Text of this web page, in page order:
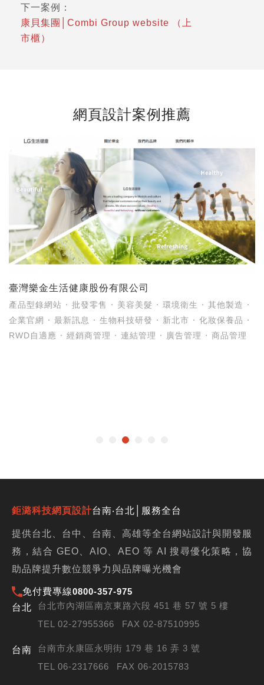
下一案例：
康貝集團│Combi Group website （上
市櫃）
網頁設計案例推薦
臺灣樂金生活健康股份有限公司
產品型錄網站 批發零售 美容美髮 環境衛生
其他製造
企業官網
最新訊息 生物科技研發 新北市
化妝保養品
RWD自適應
經銷商管理 連結管理 廣告管理 商品管理
鉅潞科技網頁設計台南‧台北│服務全台
提供台北、台中、台南、高雄等全台網站設計與開發服
務，結合 GEO、AIO、AEO 等 AI 搜尋優化策略，協
助品牌提升數位競爭力與品牌曝光機會
免付費專線0800-357-975
台北
台北市內湖區南京東路六段 451 巷 57 號 5 樓
TEL 02-27955366
FAX 02-87510995
台南
台南市永康區永明街 179 巷 16 弄 3 號
TEL 06-2317666
FAX 06-2015783